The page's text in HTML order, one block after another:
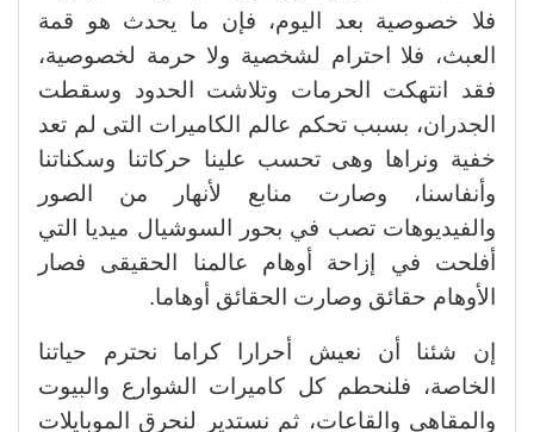
فلا خصوصية بعد اليوم، فإن ما يحدث هو قمة
العبث، فلا احترام لشخصية ولا حرمة لخصوصية،
فقد انتهكت الحرمات وتلاشت الحدود وسقطت
الجدران، بسبب تحكم عالم الكاميرات التى لم تعد
خفية ونراها وهى تحسب علينا حركاتنا وسكناتنا
وأنفاسنا، وصارت منابع لأنهار من الصور
والفيديوهات تصب في بحور السوشيال ميديا التي
أفلحت في إزاحة أوهام عالمنا الحقيقى فصار
الأوهام حقائق وصارت الحقائق أوهاما.
إن شئنا أن نعيش أحرارا كراما نحترم حياتنا
الخاصة، فلنحطم كل كاميرات الشوارع والبيوت
والمقاهي والقاعات، ثم نستدير لنحرق الموبايلات